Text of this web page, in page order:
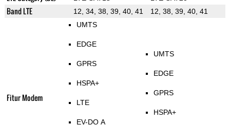
Band LTE 12, 34, 38, 39, 40, 41 12, 38, 39, 40, 41
Fitur Modem
UMTS
EDGE
GPRS
HSPA+
LTE
EV-DO A
UMTS
EDGE
GPRS
HSPA+